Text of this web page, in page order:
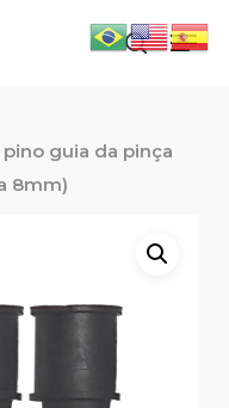
search
pino guia da pinça
8mm)